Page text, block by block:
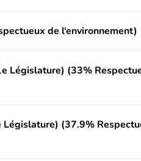
de l‘environnement)
Législature) (33%
(37.9%